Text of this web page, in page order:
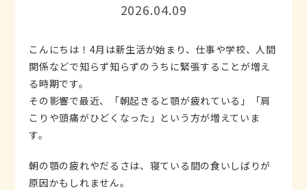
2026.04.09
こんにちは！4月は新生活が始まり、仕事や学校、人間
関係などで知らず知らずのうちに緊張することが増え
る時期です。
その影響で最近、「朝起きると顎が疲れている」「肩
こりや頭痛がひどくなった」という方が増えていま
す。
朝の顎の疲れやだるさは、寝ている間の食いしばりが
原因かもしれません。